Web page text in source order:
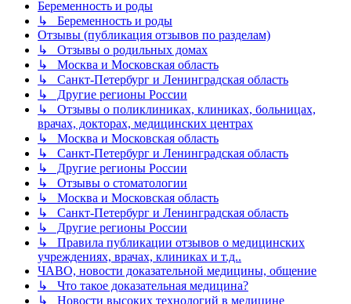
Беременность и роды
↳ Беременность и роды
Отзывы (публикация отзывов по разделам)
↳ Отзывы о родильных домах
↳ Москва и Московская область
↳ Санкт-Петербург и Ленинградская область
↳ Другие регионы России
↳ Отзывы о поликлиниках, клиниках, больницах,
врачах, докторах, медицинских центрах
↳ Москва и Московская область
↳ Санкт-Петербург и Ленинградская область
↳ Другие регионы России
↳ Отзывы о стоматологии
↳ Москва и Московская область
↳ Санкт-Петербург и Ленинградская область
↳ Другие регионы России
↳ Правила публикации отзывов о медицинских
учреждениях, врачах, клиниках и т.д..
ЧАВО, новости доказательной медицины, общение
↳ Что такое доказательная медицина?
↳ Новости высоких технологий в медицине